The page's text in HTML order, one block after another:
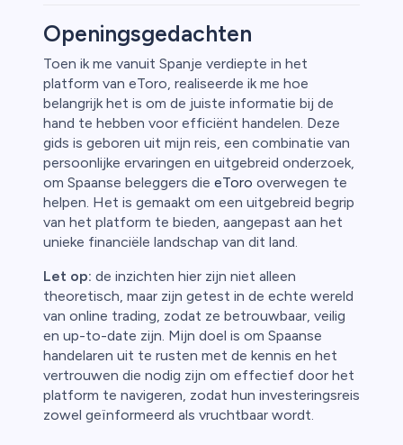
Openingsgedachten
Toen ik me vanuit Spanje verdiepte in het
platform van eToro, realiseerde ik me hoe
belangrijk het is om de juiste informatie bij de
hand te hebben voor efficiënt handelen. Deze
gids is geboren uit mijn reis, een combinatie van
persoonlijke ervaringen en uitgebreid onderzoek,
om Spaanse beleggers die eToro overwegen te
helpen. Het is gemaakt om een uitgebreid begrip
van het platform te bieden, aangepast aan het
unieke financiële landschap van dit land.
Let op: de inzichten hier zijn niet alleen
theoretisch, maar zijn getest in de echte wereld
van online trading, zodat ze betrouwbaar, veilig
en up-to-date zijn. Mijn doel is om Spaanse
handelaren uit te rusten met de kennis en het
vertrouwen die nodig zijn om effectief door het
platform te navigeren, zodat hun investeringsreis
zowel geïnformeerd als vruchtbaar wordt.